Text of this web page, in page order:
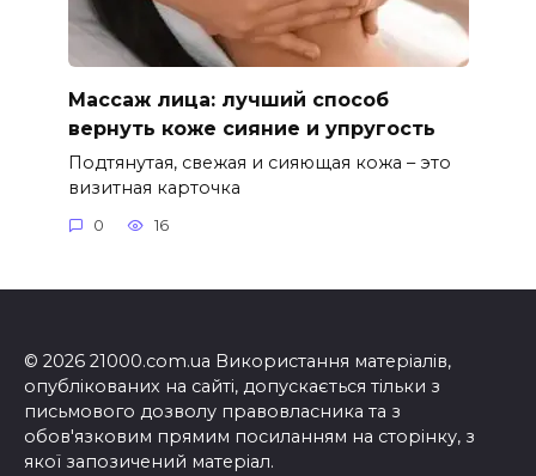
Массаж лица: лучший способ
вернуть коже сияние и упругость
Подтянутая, свежая и сияющая кожа – это
визитная карточка
0 16
© 2026 21000.com.ua Використання матеріалів,
опублікованих на сайті, допускається тільки з
письмового дозволу правовласника та з
обов'язковим прямим посиланням на сторінку, з
якої запозичений матеріал.